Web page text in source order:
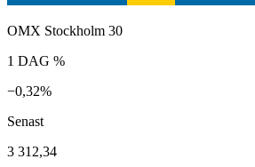
OMX Stockholm 30
1 DAG %
−0,32%
Senast
3 312,34